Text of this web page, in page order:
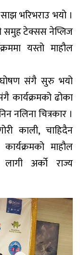
भरिभराउ भयो ।
समुह टेक्सस नेप्लिज
यस्तो माहौल
संगै सुरु भयो
कार्यक्रमको ढोका
नलिना चित्रकार ।
काली, चाहिदैन
माहौल
अर्को राज्य